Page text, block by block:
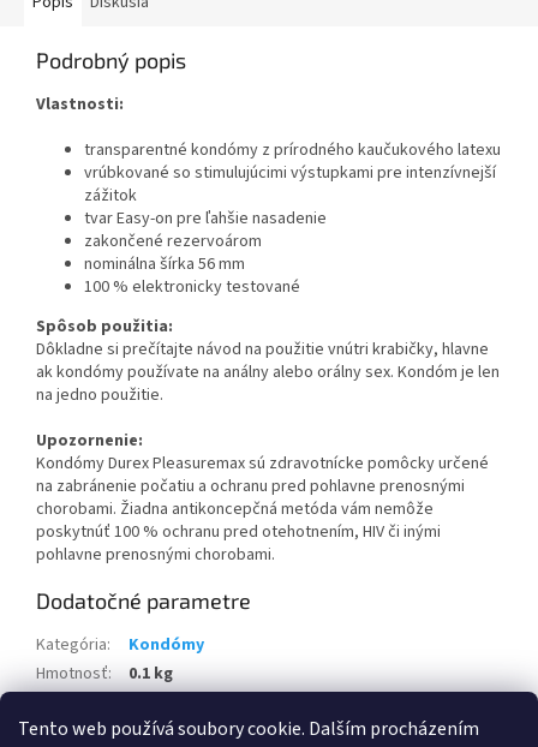
Tento web používá soubory cookie. Dalším procházením
Podrobný popis
Vlastnosti:
transparentné kondómy z prírodného kaučukového latexu
vrúbkované so stimulujúcimi výstupkami pre intenzívnejší
zážitok
tvar Easy-on pre ľahšie nasadenie
zakončené rezervoárom
nominálna šírka 56 mm
100 % elektronicky testované
Spôsob použitia:
Dôkladne si prečítajte návod na použitie vnútri krabičky, hlavne
ak kondómy používate na análny alebo orálny sex. Kondóm je len
na jedno použitie.
Upozornenie:
Kondómy Durex Pleasuremax sú zdravotnícke pomôcky určené
na zabránenie počatiu a ochranu pred pohlavne prenosnými
chorobami. Žiadna antikoncepčná metóda vám nemôže
poskytnúť 100 % ochranu pred otehotnením, HIV či inými
pohlavne prenosnými chorobami.
Dodatočné parametre
Kategória:
Kondómy
Hmotnosť:
0.1 kg
Položka bola vypredaná…